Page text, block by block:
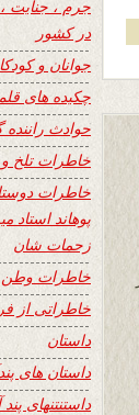
جرم ، جنایت
در کشور
جوانان و
چکیده های
حوادث
خاطرات تلخ
خاطرات
پوهاند استاد
زحمات شان
خاطرات وطن
خاطراتی از
داستان
داستان های
داستنتنهای پند